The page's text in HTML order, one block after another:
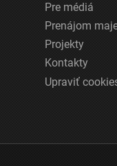
Pre médiá
Prenájom
Projekty
Kontakty
Upraviť